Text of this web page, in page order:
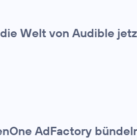
Welt von Audible
AdFactory